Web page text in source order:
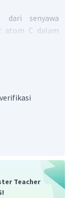
dari senyawa
atom C dalam
asetaldehida
Teacher